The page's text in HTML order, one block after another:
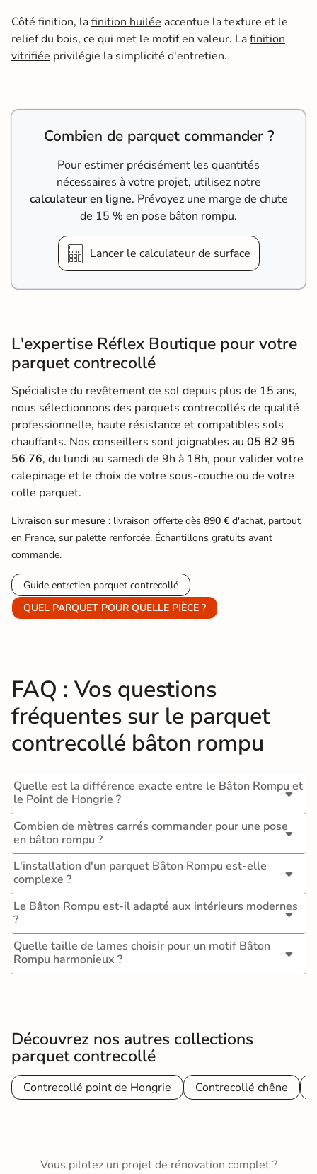
Côté finition, lafinition huilée accentue la texture et le
relief du bois, ce qui met le motif en valeur. Lafinition
vitrifiée privilégie la simplicité d'entretien.
Combien de parquet commander ?
Pour estimer précisément les quantités
nécessaires à votre projet, utilisez notre
calculateur en ligne. Prévoyez une marge de chute
de 15 % en pose bâton rompu.
Lancer le calculateur de surface
L'expertise Réflex Boutique pour votre
parquet contrecollé
Spécialiste du revêtement de sol depuis plus de 15 ans,
nous sélectionnons des parquets contrecollés de qualité
professionnelle, haute résistance et compatibles sols
chauffants. Nos conseillers sont joignables au 05 82 95
56 76, du lundi au samedi de 9h à 18h, pour valider votre
calepinage et le choix de votre sous-couche ou de votre
colle parquet.
Livraison sur mesure : livraison offerte dès 890 € d'achat, partout
en France, sur palette renforcée. Échantillons gratuits avant
commande.
Guide entretien parquet contrecollé
QUEL PARQUET POUR QUELLE PIÈCE ?
FAQ : Vos questions
fréquentes sur le parquet
contrecollé bâton rompu
Quelle est la différence exacte entre le Bâton Rompu et
le Point de Hongrie ?
Combien de mètres carrés commander pour une pose
en bâton rompu ?
L'installation d'un parquet Bâton Rompu est-elle
complexe ?
Le Bâton Rompu est-il adapté aux intérieurs modernes
?
Quelle taille de lames choisir pour un motif Bâton
Rompu harmonieux ?
Découvrez nos autres collections
parquet contrecollé
Contrecollé point de Hongrie Contrecollé chêne
Vous pilotez un projet de rénovation complet ?